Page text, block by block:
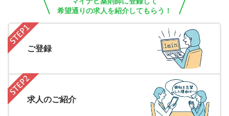
希望通りの求人を紹介してもらう！
ご登録
求人のご紹介